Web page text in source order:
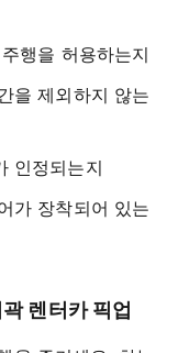
행을 허용하는지
을 제외하지 않는
인정되는지
가 장착되어 있는
렌터카 픽업